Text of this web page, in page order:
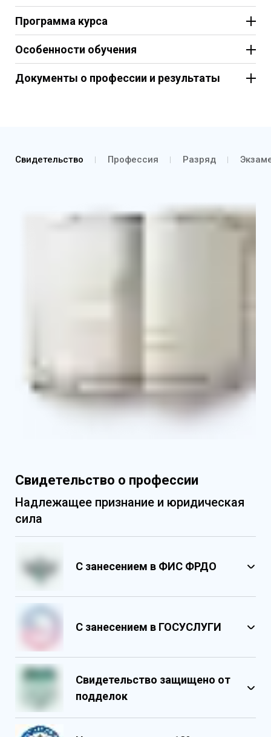
Программа курса
Особенности обучения
Документы о профессии и результаты
Свидетельство Профессия Разряд
Свидетельство о профессии
Надлежащее признание и юридическая
сила
С занесением в ФИС ФРДО
С занесением в ГОСУСЛУГИ
Свидетельство защищено от
подделок